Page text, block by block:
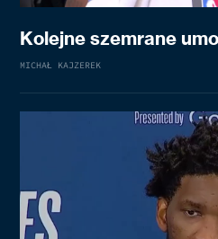
Kolejne szemrane
MICHAŁ KAJZEREK